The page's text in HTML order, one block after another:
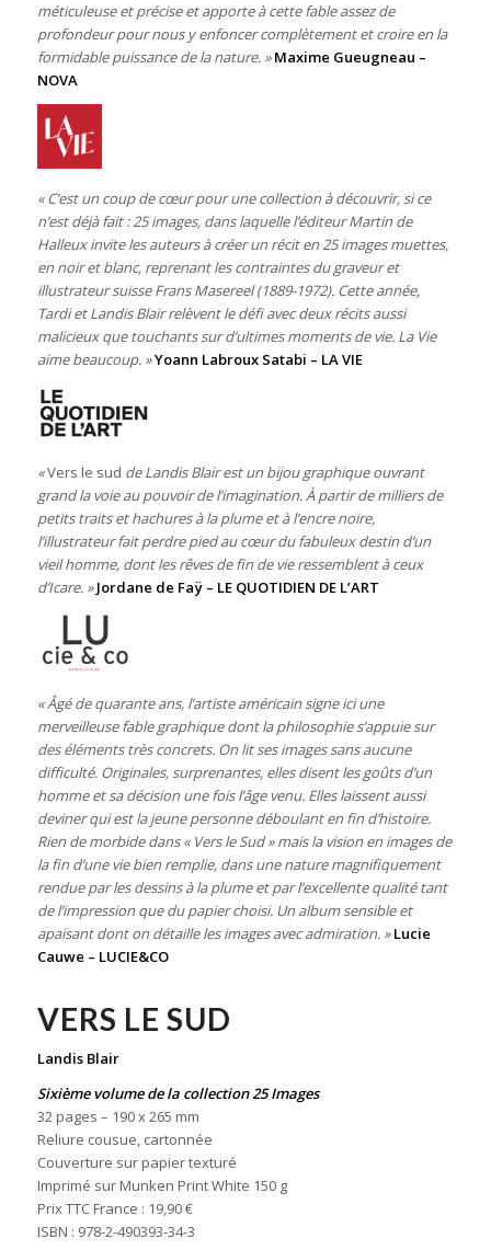
méticuleuse et précise et apporte à cette fable assez de
profondeur pour nous y enfoncer complètement et croire en la
formidable puissance de la nature. »Maxime Gueugneau –
NOVA
« C’est un coup de cœur pour une collection à découvrir, si ce
n’est déjà fait : 25 images, dans laquelle l’éditeur Martin de
Halleux invite les auteurs à créer un récit en 25 images muettes,
en noir et blanc, reprenant les contraintes du graveur et
illustrateur suisse Frans Masereel (1889-1972). Cette année,
Tardi et Landis Blair relèvent le défi avec deux récits aussi
malicieux que touchants sur d’ultimes moments de vie. La Vie
aime beaucoup. »Yoann Labroux Satabi – LA VIE
«Vers le sud de Landis Blair est un bijou graphique ouvrant
grand la voie au pouvoir de l’imagination.À partir de milliers de
petits traitset hachures à la plume et à l’encre noire,
l’illustrateur fait perdre piedau cœur du fabuleux destin d’un
vieil homme, dont les rêves de fin de vie ressemblent à ceux
d’Icare. »Jordane de Faÿ – LE QUOTIDIEN DE L’ART
« Âgé de quarante ans, l’artiste américain signe ici une
merveilleuse fable graphique dont la philosophie s’appuie sur
des éléments très concrets. On lit ses images sans aucune
difficulté. Originales, surprenantes, elles disent les goûts d’un
homme et sa décision une fois l’âge venu. Elles laissent aussi
deviner qui est la jeune personne déboulant en fin d’histoire.
Rien de morbide dans « Vers le Sud » mais la vision en images de
la fin d’une vie bien remplie, dans une nature magnifiquement
rendue par les dessins à la plume et par l’excellente qualité tant
de l’impression que du papier choisi. Un album sensible et
apaisant dont on détaille les images avec admiration. »Lucie
Cauwe – LUCIE&CO
VERS LE SUD
Landis Blair
Sixième volume de la collection 25 Images
32 pages – 190 x 265 mm
Reliure cousue, cartonnée
Couverture sur papier texturé
Imprimé sur Munken Print White 150 g
Prix TTC France : 19,90 €
ISBN : 978-2-490393-34-3